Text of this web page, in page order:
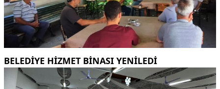
BELEDİYE HİZMET BİNASI YENİLEDİ